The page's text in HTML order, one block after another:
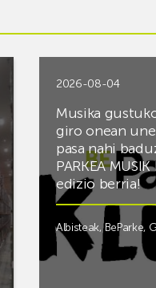
2026-08-04
Musika
giro onean
pasa nahi
PARKEA
edizio berria!
Albisteak,BeParke,